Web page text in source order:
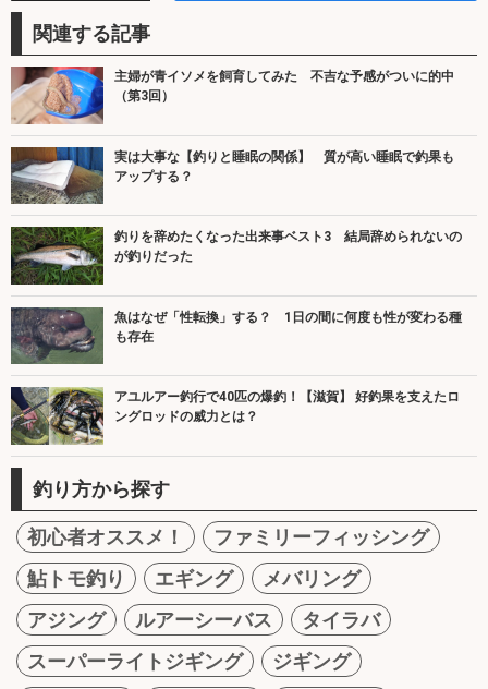
関連する記事
主婦が青イソメを飼育してみた 不吉な予感がついに的中
（第3回）
実は大事な【釣りと睡眠の関係】 質が高い睡眠で釣果も
アップする？
釣りを辞めたくなった出来事ベスト3 結局辞められないの
が釣りだった
魚はなぜ「性転換」する？ 1日の間に何度も性が変わる種
も存在
アユルアー釣行で40匹の爆釣！【滋賀】 好釣果を支えたロ
ングロッドの威力とは？
釣り方から探す
初心者オススメ！
ファミリーフィッシング
鮎トモ釣り
エギング
メバリング
アジング
ルアーシーバス
タイラバ
スーパーライトジギング
ジギング